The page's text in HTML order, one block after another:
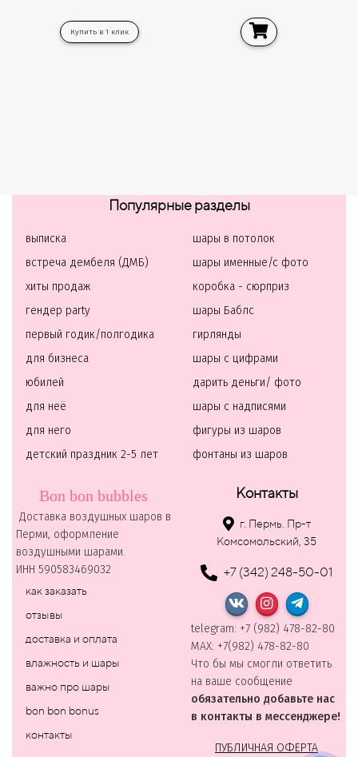
Купить в 1 клик
Популярные разделы
выписка
встреча дембеля (ДМБ)
хиты продаж
гендер party
первый годик/полгодика
для бизнеса
юбилей
для неё
для него
детский праздник 2-5 лет
шары в потолок
шары именные/с фото
коробка - сюрприз
шары Баблс
гирлянды
шары с цифрами
дарить деньги/ фото
шары с надписями
фигуры из шаров
фонтаны из шаров
Bon bon bubbles
Доставка воздушных шаров в
Перми, оформление
воздушными шарами.
ИНН 590583469032
как заказать
отзывы
доставка и оплата
влажность и шары
важно про шары
bon bon bonus
контакты
Контакты
г. Пермь. Пр-т
Комсомольский, 35
+7 (342) 248-50-01
telegram: +7 (982) 478-82-80
MAХ: +7(982) 478-82-80
Что бы мы смогли ответить
на ваше сообщение
обязательно добавьте нас
в контакты в мессенджере!
ПУБЛИЧНАЯ ОФЕРТА